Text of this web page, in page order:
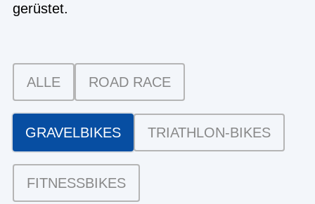
gerüstet.
ALLE ROAD RACE
GRAVELBIKES TRIATHLON-BIKES
FITNESSBIKES